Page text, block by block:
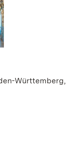
Württemberg,